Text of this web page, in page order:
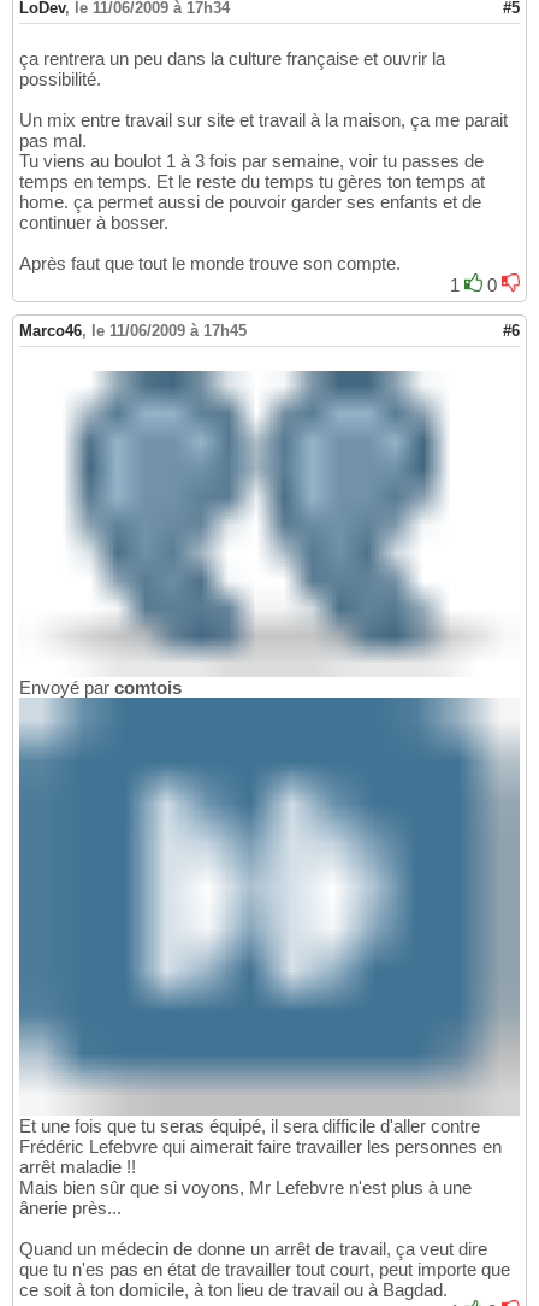
LoDev, le 11/06/2009 à 17h34 #5
ça rentrera un peu dans la culture française et ouvrir la
possibilité.
Un mix entre travail sur site et travail à la maison, ça me parait
pas mal.
Tu viens au boulot 1 à 3 fois par semaine, voir tu passes de
temps en temps. Et le reste du temps tu gères ton temps at
home. ça permet aussi de pouvoir garder ses enfants et de
continuer à bosser.
Après faut que tout le monde trouve son compte.
1
0
Marco46, le 11/06/2009 à 17h45 #6
Envoyé par comtois
Et une fois que tu seras équipé, il sera difficile d'aller contre
Frédéric Lefebvre qui aimerait faire travailler les personnes en
arrêt maladie !!
Mais bien sûr que si voyons, Mr Lefebvre n'est plus à une
ânerie près...
Quand un médecin de donne un arrêt de travail, ça veut dire
que tu n'es pas en état de travailler tout court, peut importe que
ce soit à ton domicile, à ton lieu de travail ou à Bagdad.